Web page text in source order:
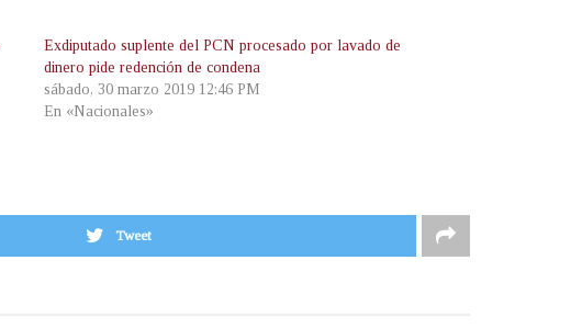
Exdiputado suplente del PCN procesado por lavado de
dinero pide redención de condena
sábado, 30 marzo 2019 12:46 PM
En «Nacionales»
Tweet